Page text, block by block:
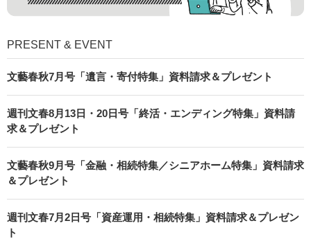
PRESENT & EVENT
文藝春秋7月号「遺言・寄付特集」資料請求＆プレゼント
週刊文春8月13日・20日号「終活・エンディング特集」資料請
求＆プレゼント
文藝春秋9月号「金融・相続特集／シニアホーム特集」資料請求
＆プレゼント
週刊文春7月2日号「資産運用・相続特集」資料請求＆プレゼン
ト